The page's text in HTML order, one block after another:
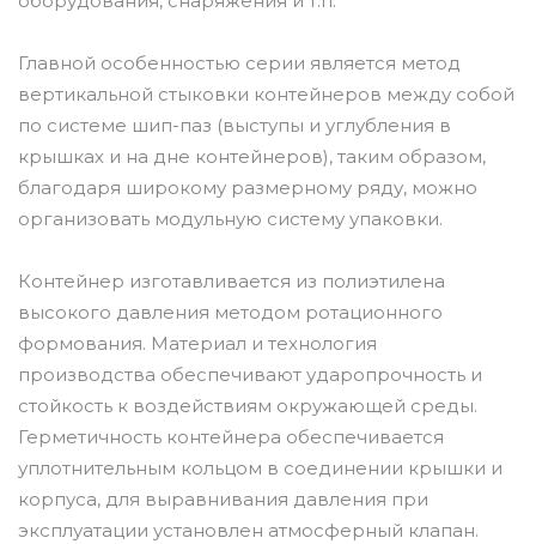
Главной особенностью серии является метод
вертикальной стыковки контейнеров между собой
по системе шип-паз (выступы и углубления в
крышках и на дне контейнеров), таким образом,
благодаря широкому размерному ряду, можно
организовать модульную систему упаковки.
Контейнер изготавливается из полиэтилена
высокого давления методом ротационного
формования. Материал и технология
производства обеспечивают ударопрочность и
стойкость к воздействиям окружающей среды.
Герметичность контейнера обеспечивается
уплотнительным кольцом в соединении крышки и
корпуса, для выравнивания давления при
эксплуатации установлен атмосферный клапан.